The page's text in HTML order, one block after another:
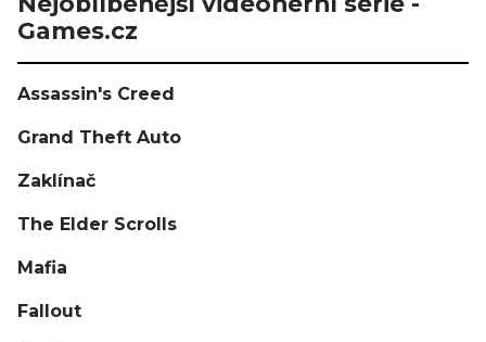
Games.cz
Assassin's Creed
Grand Theft Auto
Zaklínač
The Elder Scrolls
Mafia
Fallout